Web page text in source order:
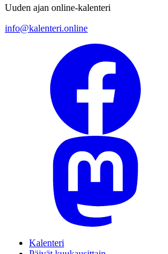
Uuden ajan online-kalenteri
info@kalenteri.online
Kalenteri